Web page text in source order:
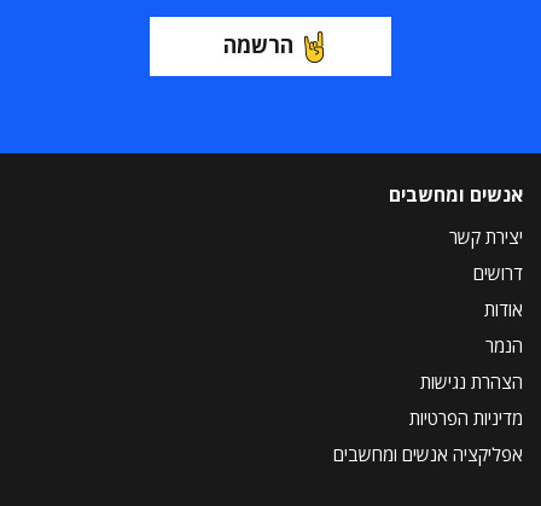
הרשמה
אנשים ומחשבים
יצירת קשר
דרושים
אודות
הנמר
הצהרת נגישות
מדיניות הפרטיות
אפליקציה אנשים ומחשבים